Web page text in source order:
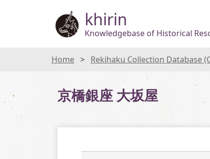
khirin
Knowledgebase of Historical
Home Rekihaku Collection Database
京橋銀座 大坂屋